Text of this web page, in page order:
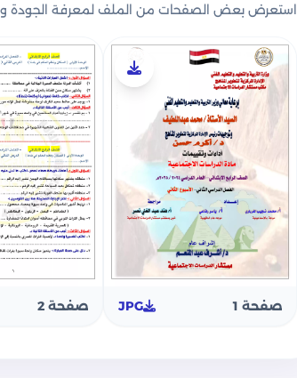
استعرض بعض الصفحات من الملف لمعرفة الجودة
صفحة 1 JPG صفحة 2